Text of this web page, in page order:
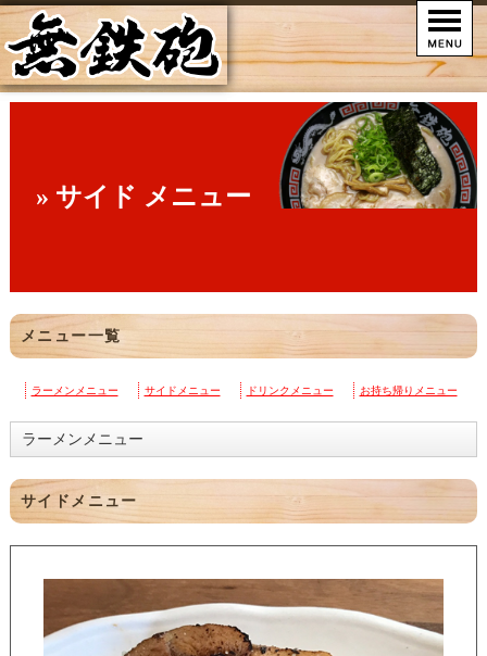
» サイド メニュー
メニュー一覧
ラーメンメニュー サイドメニュー ドリンクメニュー お持ち帰りメニュー
ラーメンメニュー
サイドメニュー